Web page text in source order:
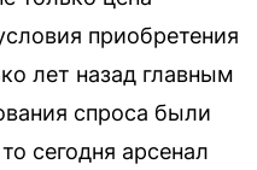
приобретения
лет назад главным
спроса были
сегодня арсенал